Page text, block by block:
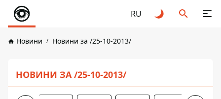
RU
Новини Новини за /25-10-2013/
НОВИНИ ЗА /25-10-2013/